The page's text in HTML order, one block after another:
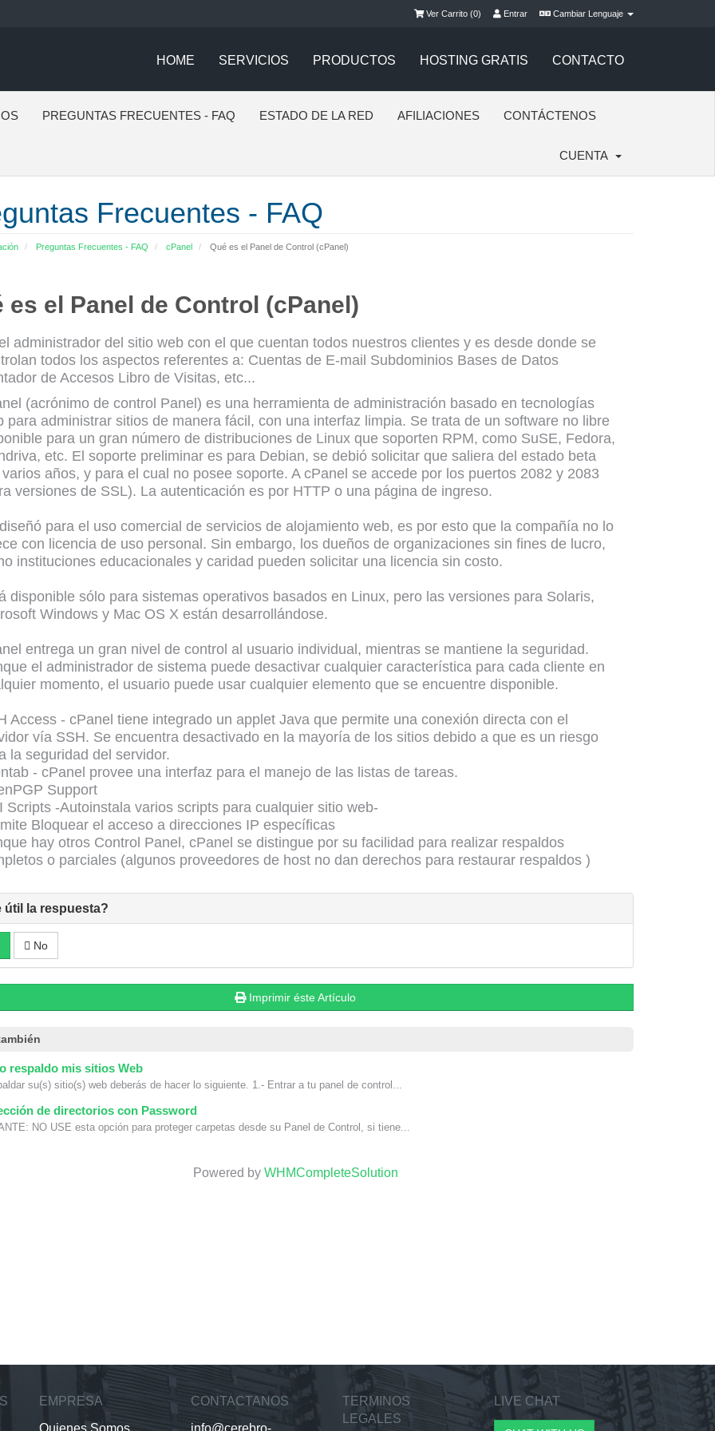
Cambiar Lenguaje
Entrar
Ver Carrito (0)
HOME SERVICIOS PRODUCTOS HOSTING GRATIS CONTACTO
PREGUNTAS FRECUENTES - FAQ ESTADO DE LA RED AFILIACIONES CONTÁCTENOS
CUENTA
Frecuentes - FAQ
Preguntas Frecuentes - FAQ cPanel Qué es el Panel de Control (cPanel)
es el Panel de Control (cPanel)
administrador del sitio web con el que cuentan todos nuestros clientes y es desde donde se
todos los aspectos referentes a: Cuentas de E-mail Subdominios Bases de Datos
de Accesos Libro de Visitas, etc...
(acrónimo de control Panel) es una herramienta de administración basado en tecnologías
para administrar sitios de manera fácil, con una interfaz limpia. Se trata de un software no libre
para un gran número de distribuciones de Linux que soporten RPM, como SuSE, Fedora,
etc. El soporte preliminar es para Debian, se debió solicitar que saliera del estado beta
años, y para el cual no posee soporte. A cPanel se accede por los puertos 2082 y 2083
versiones de SSL). La autenticación es por HTTP o una página de ingreso.
para el uso comercial de servicios de alojamiento web, es por esto que la compañía no lo
con licencia de uso personal. Sin embargo, los dueños de organizaciones sin fines de lucro,
instituciones educacionales y caridad pueden solicitar una licencia sin costo.
disponible sólo para sistemas operativos basados en Linux, pero las versiones para Solaris,
Windows y Mac OS X están desarrollándose.
entrega un gran nivel de control al usuario individual, mientras se mantiene la seguridad.
el administrador de sistema puede desactivar cualquier característica para cada cliente en
momento, el usuario puede usar cualquier elemento que se encuentre disponible.
Access - cPanel tiene integrado un applet Java que permite una conexión directa con el
vía SSH. Se encuentra desactivado en la mayoría de los sitios debido a que es un riesgo
la seguridad del servidor.
- cPanel provee una interfaz para el manejo de las listas de tareas.
Support
Scripts -Autoinstala varios scripts para cualquier sitio web-
Bloquear el acceso a direcciones IP específicas
hay otros Control Panel, cPanel se distingue por su facilidad para realizar respaldos
o parciales (algunos proveedores de host no dan derechos para restaurar respaldos )
útil la respuesta?
No
Imprimir éste Artículo
respaldo mis sitios Web
su(s) sitio(s) web deberás de hacer lo siguiente. 1.- Entrar a tu panel de control...
de directorios con Password
NO USE esta opción para proteger carpetas desde su Panel de Control, si tiene...
Powered by WHMCompleteSolution
EMPRESA
Quienes Somos
CONTACTANOS
info@cerebro-
TERMINOS
LEGALES
LIVE CHAT